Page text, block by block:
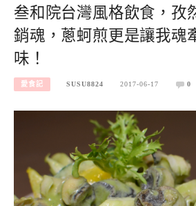
叁和院台灣風格飲食，孜
銷魂，蔥蚵煎更是讓我魂
味！
愛食記 SUSU8824 2017-06-17 0